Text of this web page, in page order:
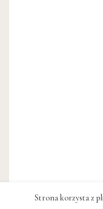
Strona korzysta z